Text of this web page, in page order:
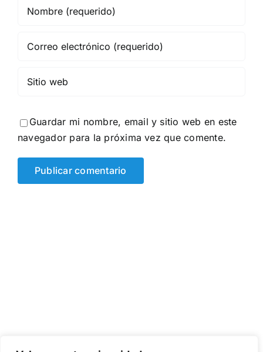
Guardar mi nombre, email y sitio web en este
navegador para la próxima vez que comente.